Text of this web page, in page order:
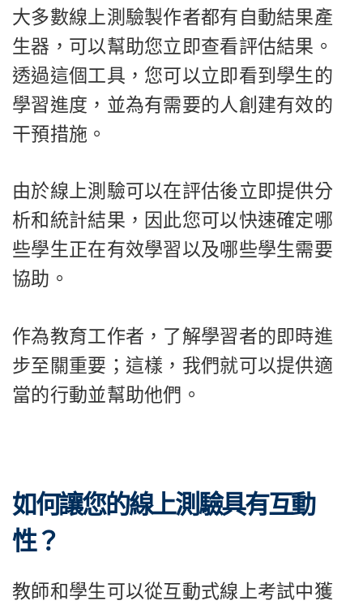
大多數線上測驗製作者都有自動結果產
生器，可以幫助您立即查看評估結果。
透過這個工具，您可以立即看到學生的
學習進度，並為有需要的人創建有效的
干預措施。
由於線上測驗可以在評估後立即提供分
析和統計結果，因此您可以快速確定哪
些學生正在有效學習以及哪些學生需要
協助。
作為教育工作者，了解學習者的即時進
步至關重要；這樣，我們就可以提供適
當的行動並幫助他們。
如何讓您的線上測驗具有互動
性？
教師和學生可以從互動式線上考試中獲